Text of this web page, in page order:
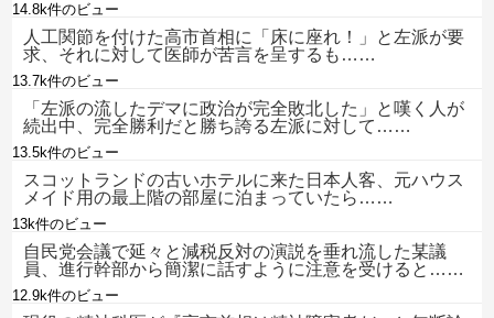
14.8k件のビュー
人工関節を付けた高市首相に「床に座れ！」と左派が要
求、それに対して医師が苦言を呈するも……
13.7k件のビュー
「左派の流したデマに政治が完全敗北した」と嘆く人が
続出中、完全勝利だと勝ち誇る左派に対して……
13.5k件のビュー
スコットランドの古いホテルに来た日本人客、元ハウス
メイド用の最上階の部屋に泊まっていたら……
13k件のビュー
自民党会議で延々と減税反対の演説を垂れ流した某議
員、進行幹部から簡潔に話すように注意を受けると……
12.9k件のビュー